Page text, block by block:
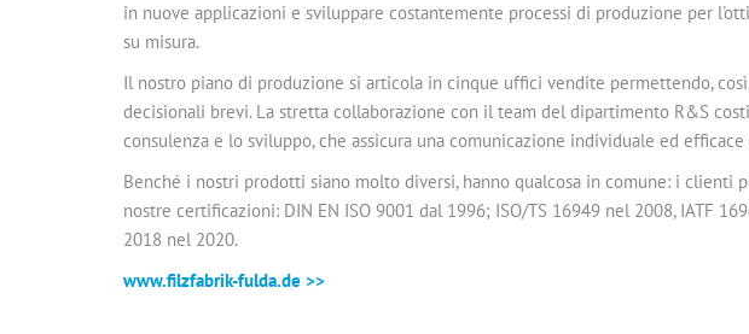
in nuove applicazioni e sviluppare costantemente processi di produzione per
su misura.
Il nostro piano di produzione si articola in cinque uffici vendite permettendo,
decisionali brevi. La stretta collaborazione con il team del dipartimento R&S
consulenza e lo sviluppo, che assicura una comunicazione individuale ed
Benché i nostri prodotti siano molto diversi, hanno qualcosa in comune: i clienti
nostre certificazioni: DIN EN ISO 9001 dal 1996; ISO/TS 16949 nel 2008, IATF
2018 nel 2020.
www.filzfabrik-fulda.de >>